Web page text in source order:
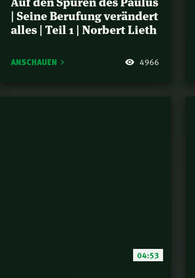
28.
13)
| Seine Berufung verändert
alles | Teil 1 | Norbert Lieth
ANSCHAUEN 4966
04:53